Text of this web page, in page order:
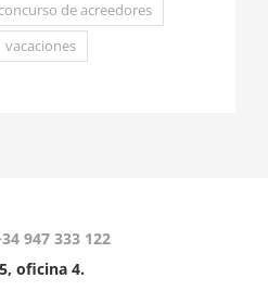
de acreedores
vacaciones
947 333 122
oficina 4.